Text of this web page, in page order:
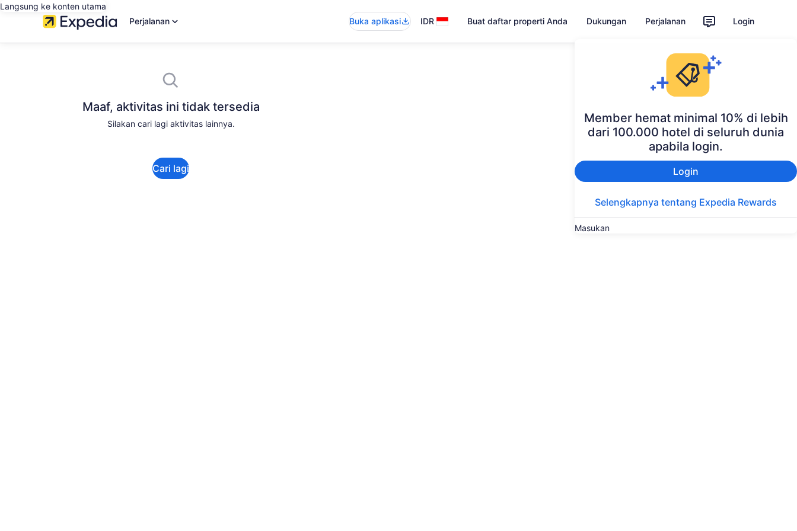
Langsung ke konten utama
Perjalanan
Buka aplikasi IDR Buat daftar properti Anda Dukungan Perjalanan Login
Member hemat minimal 10% di lebih
dari 100.000 hotel di seluruh dunia
apabila login.
Login
Selengkapnya tentang Expedia Rewards
Masukan
Maaf, aktivitas ini tidak tersedia
Silakan cari lagi aktivitas lainnya.
Cari lagi